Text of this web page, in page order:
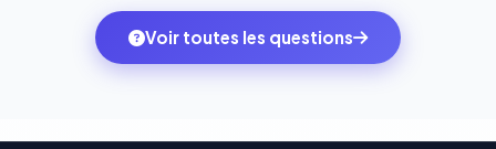
ambitions du moment — sans perdre vos données ni
votre historique.
monde. Vos données bancaires ne transitent jamais
par nos serveurs — elles sont gérées directement et
Voir toutes les questions